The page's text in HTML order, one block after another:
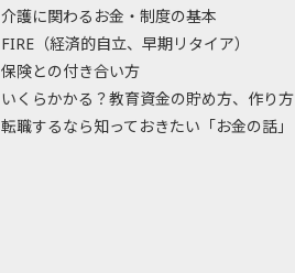
介護に関わるお金・制度の基本
FIRE（経済的自立、早期リタイア）
保険との付き合い方
いくらかかる？教育資金の貯め方、作り方
転職するなら知っておきたい「お金の話」